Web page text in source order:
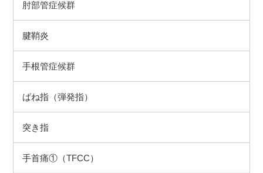
肘部管症候群
腱鞘炎
手根管症候群
ばね指（弾発指）
突き指
手首痛①（TFCC）